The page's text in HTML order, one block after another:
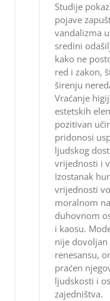
Studije
pojave
vandalizma
sredini
kako ne
red i zakon,
širenju
Vraćanje
estetskih
pozitivan
pridonosi
ljudskog
vrijednosti i
Izostanak
vrijednosti
moralnom
duhovnom
i kaosu.
nije dovoljan
renesansu,
praćen
ljudskosti i
zajedništva.